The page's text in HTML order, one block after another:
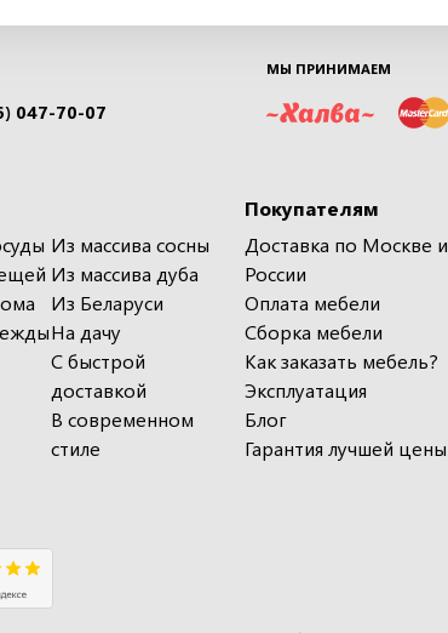
047-70-07
МЫ ПРИНИМАЕМ
Из массива сосны
Из массива дуба
Из Беларуси
На дачу
С быстрой
доставкой
В современном
стиле
Покупателям
Доставка по Москве и
России
Оплата мебели
Сборка мебели
Как заказать мебель?
Эксплуатация
Блог
Гарантия лучшей цены